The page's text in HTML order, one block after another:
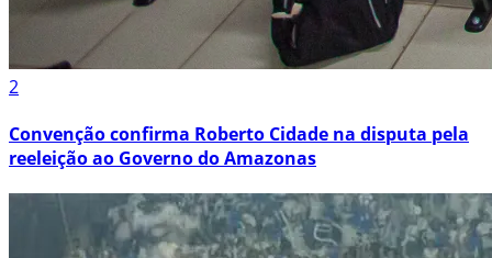
2
Convenção confirma Roberto Cidade na disputa pela
reeleição ao Governo do Amazonas